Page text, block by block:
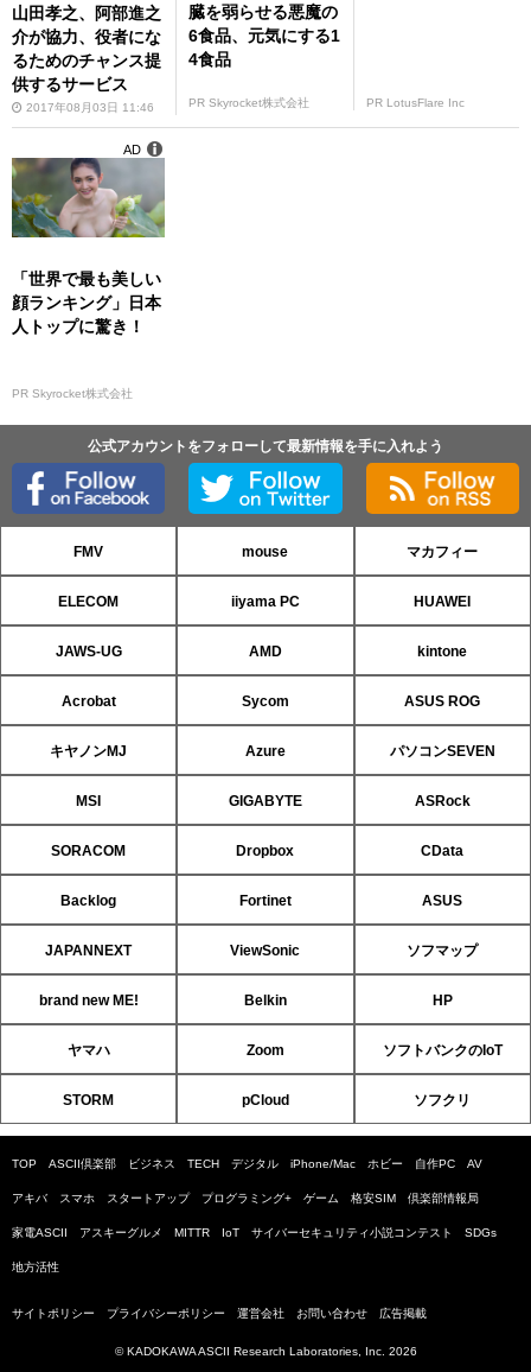
山田孝之、阿部進之
介が協力、役者にな
るためのチャンス提
供するサービス
2017年08月03日 11:46
臓を弱らせる悪魔の
6食品、元気にする1
4食品
PR Skyrocket株式会社 PR LotusFlare Inc
「世界で最も美しい
顔ランキング」日本
人トップに驚き！
PR Skyrocket株式会社
AD
公式アカウントをフォローして最新情報を手に入れよう
FMV mouse マカフィー
ELECOM iiyama PC HUAWEI
JAWS-UG AMD kintone
Acrobat Sycom ASUS ROG
キヤノンMJ Azure パソコンSEVEN
MSI GIGABYTE ASRock
SORACOM Dropbox CData
Backlog Fortinet ASUS
JAPANNEXT ViewSonic ソフマップ
brand new ME! Belkin HP
ヤマハ Zoom ソフトバンクのIoT
STORM pCloud ソフクリ
TOP ASCII倶楽部 ビジネス TECH デジタル iPhone/Mac ホビー 自作PC AV
アキバ スマホ スタートアップ プログラミング+ ゲーム 格安SIM 倶楽部情報局
家電ASCII アスキーグルメ MITTR IoT サイバーセキュリティ小説コンテスト SDGs
地方活性
サイトポリシー プライバシーポリシー 運営会社 お問い合わせ 広告掲載
© KADOKAWA ASCII Research Laboratories, Inc. 2026